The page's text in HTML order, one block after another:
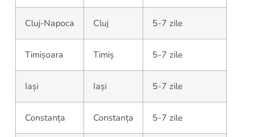
Cluj-Napoca Cluj 5-7 zile
Timișoara Timiș 5-7 zile
Iași Iași 5-7 zile
Constanța Constanța 5-7 zile